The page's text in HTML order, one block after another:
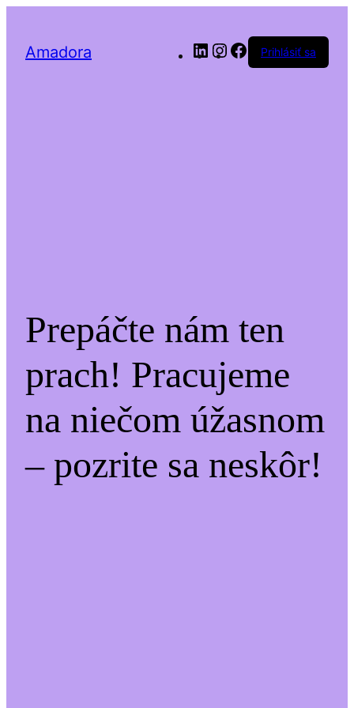
Amadora LinkedInInstagram
Facebook
Prihlásiť sa
Prepáčte nám ten
prach! Pracujeme
na niečom úžasnom
– pozrite sa neskôr!